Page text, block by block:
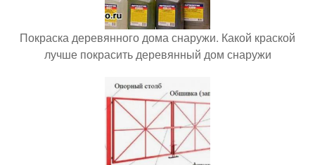
Покраска деревянного дома снаружи. Какой краской
лучше покрасить деревянный дом снаружи